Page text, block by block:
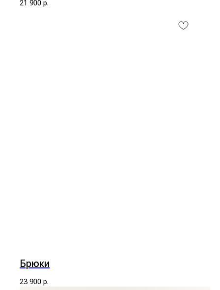
21 900 р.
Брюки
23 900 р.